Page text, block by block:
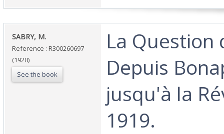
‎SABRY, M.‎
Reference : R300260697
(1920)
See the book
‎La Question
Depuis
jusqu'à la
1919.‎